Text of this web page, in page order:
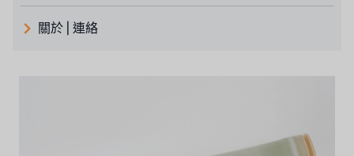
義大利 ATLAS
關於 | 連絡